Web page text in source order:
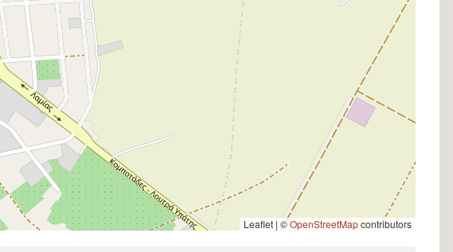
Leaflet | ©OpenStreetMapcontributors